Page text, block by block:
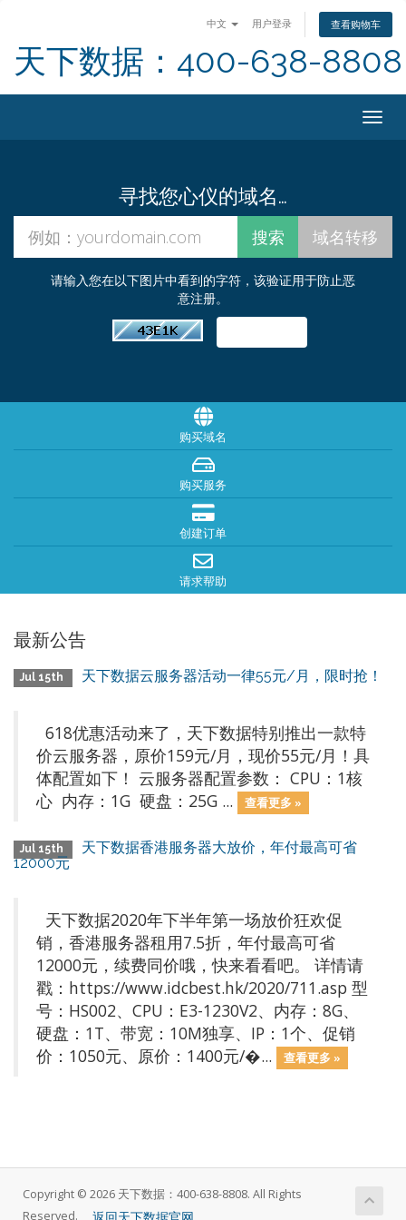
中文 用户登录 查看购物车
天下数据：400-638-8808
寻找您心仪的域名…
请输入您在以下图片中看到的字符，该验证用于防止恶
意注册。
购买域名
购买服务
创建订单
请求帮助
最新公告
Jul 15th 天下数据云服务器活动一律55元/月，限时抢！
618优惠活动来了，天下数据特别推出一款特
价云服务器，原价159元/月，现价55元/月！具
体配置如下！ 云服务器配置参数： CPU：1核
心 内存：1G 硬盘：25G ...
查看更多 »
Jul 15th
天下数据香港服务器大放价，年付最高可省
12000元
天下数据2020年下半年第一场放价狂欢促
销，香港服务器租用7.5折，年付最高可省
12000元，续费同价哦，快来看看吧。 详情请
戳：https://www.idcbest.hk/2020/711.asp 型
号：HS002、CPU：E3-1230V2、内存：8G、
硬盘：1T、带宽：10M独享、IP：1个、促销
价：1050元、原价：1400元/�...
查看更多 »
Copyright © 2026 天下数据：400-638-8808. All Rights
Reserved.